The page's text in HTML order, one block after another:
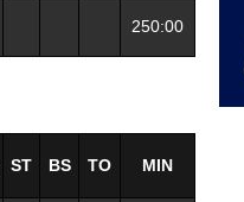
250:00
ST BS TO
MIN